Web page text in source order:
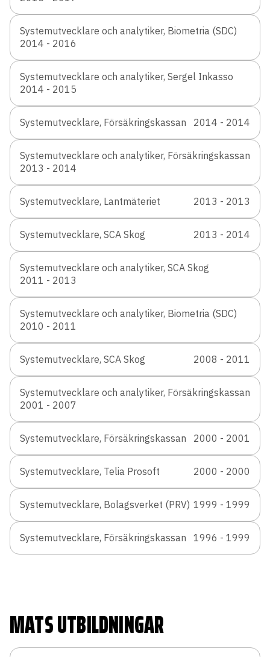
Systemutvecklare och analytiker, Biometria (SDC)
2014 - 2016
Systemutvecklare och analytiker, Sergel Inkasso
2014 - 2015
Systemutvecklare, Försäkringskassan 2014 - 2014
Systemutvecklare och analytiker, Försäkringskassan
2013 - 2014
Systemutvecklare, Lantmäteriet 2013 - 2013
Systemutvecklare, SCA Skog 2013 - 2014
Systemutvecklare och analytiker, SCA Skog
2011 - 2013
Systemutvecklare och analytiker, Biometria (SDC)
2010 - 2011
Systemutvecklare, SCA Skog 2008 - 2011
Systemutvecklare och analytiker, Försäkringskassan
2001 - 2007
Systemutvecklare, Försäkringskassan 2000 - 2001
Systemutvecklare, Telia Prosoft 2000 - 2000
Systemutvecklare, Bolagsverket (PRV) 1999 - 1999
Systemutvecklare, Försäkringskassan 1996 - 1999
MATS UTBILDNINGAR